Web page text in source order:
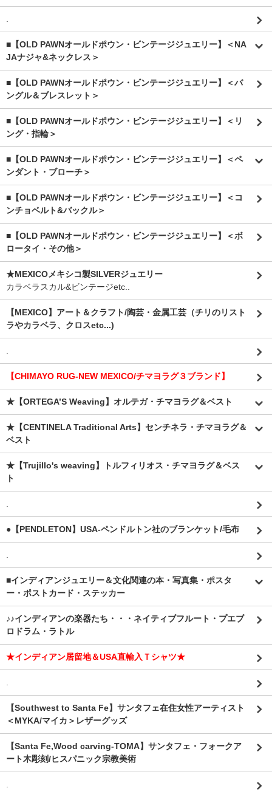
■【OLD PAWNオールドポウン・ビンテージジュエリー】＜NA
JAナジャ&ネックレス＞
■【OLD PAWNオールドポウン・ビンテージジュエリー】＜バ
ングル＆ブレスレット＞
■【OLD PAWNオールドポウン・ビンテージジュエリー】＜リ
ング・指輪＞
■【OLD PAWNオールドポウン・ビンテージジュエリー】＜ペ
ンダント・ブローチ＞
■【OLD PAWNオールドポウン・ビンテージジュエリー】＜コ
ンチョベルト&バックル＞
■【OLD PAWNオールドポウン・ビンテージジュエリー】＜ボ
ロータイ・その他＞
★MEXICOメキシコ製SILVERジュエリー
カラベラスカル&ビンテージetc..
【MEXICO】アート＆クラフト/陶芸・金属工芸（チリのリスト
ラやカラベラ、クロスetc...)
【CHIMAYO RUG-NEW MEXICO/チマヨラグ３ブランド】
★【ORTEGA’S Weaving】オルテガ・チマヨラグ＆ベスト
★【CENTINELA Traditional Arts】センチネラ・チマヨラグ＆
ベスト
★【Trujillo's weaving】トルフィリオス・チマヨラグ＆ベス
ト
●【PENDLETON】USA-ペンドルトン社のブランケット/毛布
■インディアンジュエリー＆文化関連の本・写真集・ポスタ
ー・ポストカード・ステッカー
♪♪インディアンの楽器たち・・・ネイティブフルート・プエブ
ロドラム・ラトル
★インディアン居留地＆USA直輸入Ｔシャツ★
【Southwest to Santa Fe】サンタフェ在住女性アーティスト
＜MYKA/マイカ＞レザーグッズ
【Santa Fe,Wood carving-TOMA】サンタフェ・フォークア
ート木彫刻/ヒスパニック宗教美術